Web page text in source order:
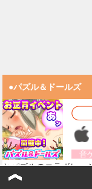
●パズル＆ドールズ
音
とパズルのコラボレー
子がびくんびくん！